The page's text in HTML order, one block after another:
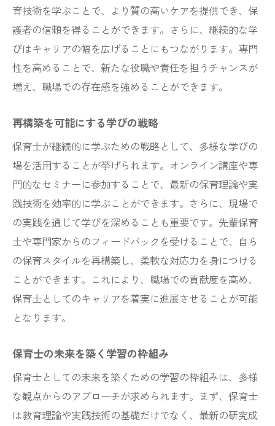
専門家による保育士研修がもたらすスキルアッ
プのチャンス
研修が提供する新たなスキルの獲得
専門家の知識を活かした実践的学び
スキルアップを促進する研修制度
研修参加による職能開発の展望
専門家から学ぶ最新技術の導入
研修が拓く保育士の新境地
新しい教育理論を取り入れた先進的な保育士の
育成法
先進的理論が育む保育士の成長
新理論を活用した保育実践の事例
教育理論の革新がもたらす育成効果
理論を活かした実践的育成アプローチ
新理論と保育実務の融合
保育士の視点から見た継続的学習の価値とは
継続的学習が保育士にもたらす価値
学び続けることの意義とその実践
保育士の視点で捉える学習の重要性
育技術を学ぶことで、より質の高いケアを提供でき、保
護者の信頼を得ることができます。さらに、継続的な学
びはキャリアの幅を広げることにもつながります。専門
性を高めることで、新たな役職や責任を担うチャンスが
増え、職場での存在感を強めることができます。
再構築を可能にする学びの戦略
保育士が継続的に学ぶための戦略として、多様な学びの
場を活用することが挙げられます。オンライン講座や専
門的なセミナーに参加することで、最新の保育理論や実
践技術を効率的に学ぶことができます。さらに、現場で
の実践を通じて学びを深めることも重要です。先輩保育
士や専門家からのフィードバックを受けることで、自ら
の保育スタイルを再構築し、柔軟な対応力を身につける
ことができます。これにより、職場での貢献度を高め、
保育士としてのキャリアを着実に進展させることが可能
となります。
保育士の未来を築く学習の枠組み
保育士としての未来を築くための学習の枠組みは、多様
な観点からのアプローチが求められます。まず、保育士
は教育理論や実践技術の基礎だけでなく、最新の研究成